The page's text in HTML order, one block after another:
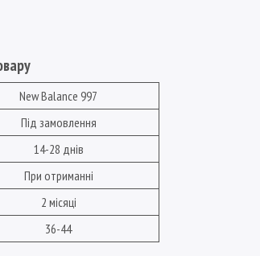
New Balance 997
Під замовлення
14-28 днів
При отриманні
2 місяці
36-44